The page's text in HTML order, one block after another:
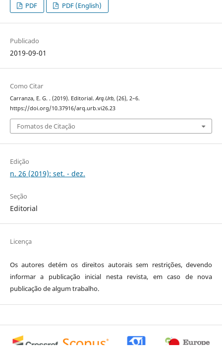
PDF PDF (English)
Publicado
2019-09-01
Como Citar
Carranza, E. G. . (2019). Editorial.Arq.Urb, (26), 2–6.
https://doi.org/10.37916/arq.urb.vi26.23
Fomatos de Citação
Edição
n. 26 (2019): set. - dez.
Seção
Editorial
Licença
Os autores detém os direitos autorais sem restrições, devendo
informar a publicação inicial nesta revista, em caso de nova
publicação de algum trabalho.